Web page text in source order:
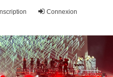
Connexion
Inscription